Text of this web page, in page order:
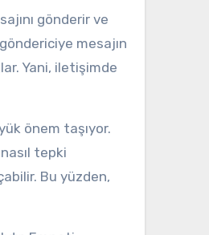
gönderir ve
mesajın
Yani, iletişimde
önem taşıyor.
tepki
Bu yüzden,